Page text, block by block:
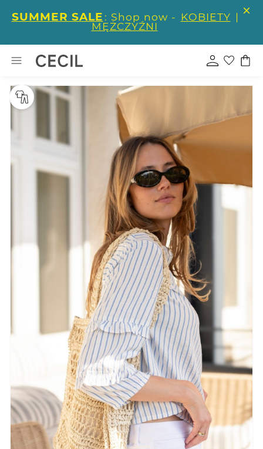
SUMMER SALE : Shop now - KOBIETY |
MĘŻCZYŹNI